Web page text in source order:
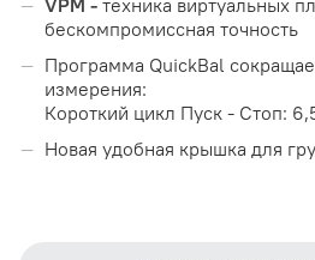
VPM - техника виртуальных
бескомпромиссная точность
Программа QuickBal
измерения:
Короткий цикл Пуск - Стоп:
Новая удобная крышка для